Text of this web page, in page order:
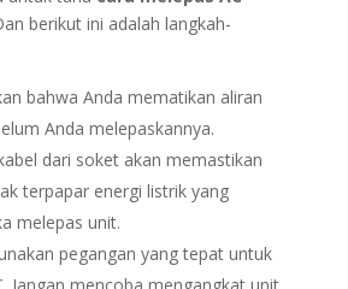
berikut ini adalah langkah-
bahwa Anda mematikan aliran
Anda melepaskannya.
dari soket akan memastikan
terpapar energi listrik yang
melepas unit.
pegangan yang tepat untuk